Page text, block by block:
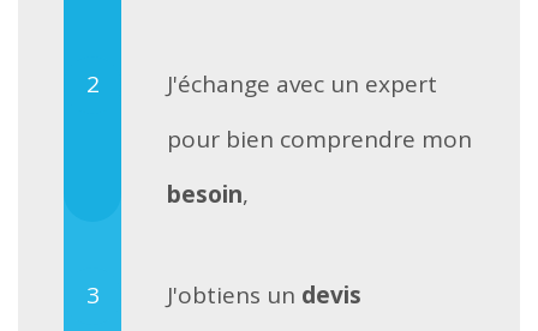
J'échange avec un expert
pour bien comprendre mon
besoin,
J'obtiens un devis